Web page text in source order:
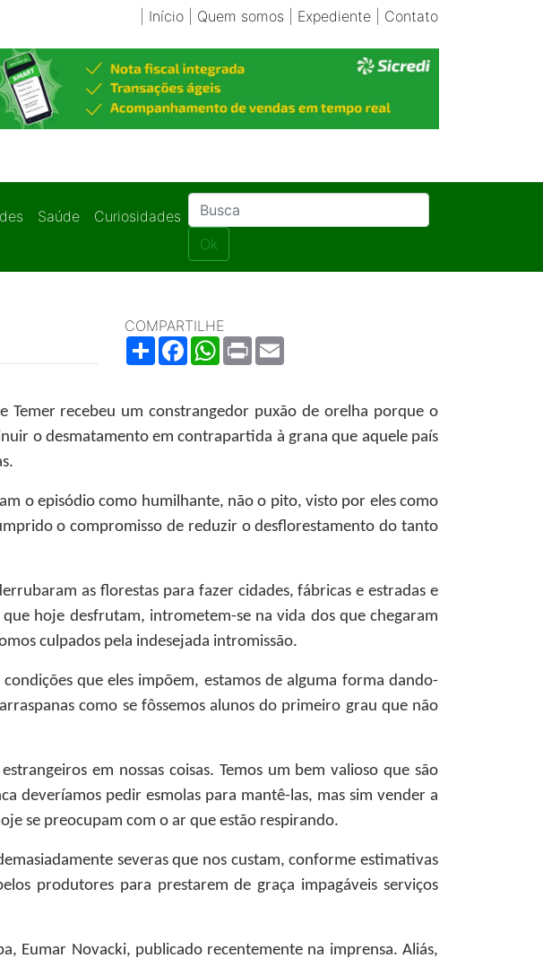
Início| Quem somos Expediente| Contato
Saúde
Curiosidades
Ok
COMPARTILHE
ShareFacebookWhatsApp
Print
Temer recebeu um constrangedor puxão de orelha porque o
o desmatamento em contrapartida à grana que aquele país
o episódio como humilhante, não o pito, visto por eles como
o compromisso de reduzir o desflorestamento do tanto
as florestas para fazer cidades, fábricas e estradas e
hoje desfrutam, intrometem-se na vida dos que chegaram
culpados pela indesejada intromissão.
que eles impõem, estamos de alguma forma dando-
como se fôssemos alunos do primeiro grau que não
em nossas coisas. Temos um bem valioso que são
deveríamos pedir esmolas para mantê-las, mas sim vender a
se preocupam com o ar que estão respirando.
severas que nos custam, conforme estimativas
produtores para prestarem de graça impagáveis serviços
Eumar Novacki, publicado recentemente na imprensa. Aliás,